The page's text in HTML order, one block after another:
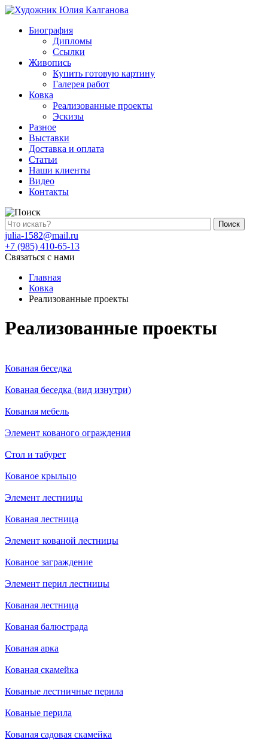
Биография
Дипломы
Ссылки
Живопись
Купить готовую картину
Галерея работ
Ковка
Реализованные проекты
Эскизы
Разное
Выставки
Доставка и оплата
Статьи
Наши клиенты
Видео
Контакты
Поиск
julia-1582@mail.ru
+7 (985) 410-65-13
Связаться с нами
Главная
Ковка
Реализованные проекты
Реализованные проекты
Кованая беседка
Кованая беседка (вид изнутри)
Кованая мебель
Элемент кованого ограждения
Стол и табурет
Кованое крыльцо
Элемент лестницы
Кованая лестница
Элемент кованой лестницы
Кованое заграждение
Элемент перил лестницы
Кованая лестница
Кованая балюстрада
Кованая арка
Кованая скамейка
Кованые лестничные перила
Кованые перила
Кованая садовая скамейка